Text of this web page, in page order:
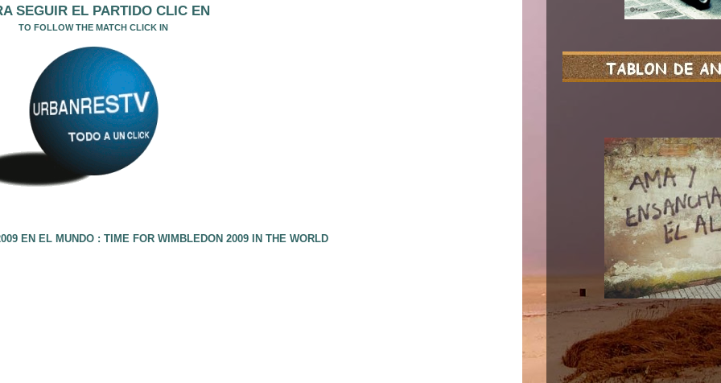
SEGUIR EL PARTIDO CLIC EN
TO FOLLOW THE MATCH CLICK IN
EN EL MUNDO : TIME FOR WIMBLEDON 2009 IN THE WORLD